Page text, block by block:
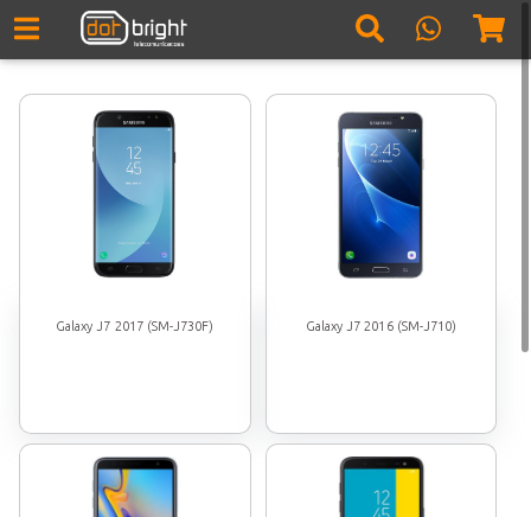
Galaxy J7 2017 (SM-J730F) Galaxy J7 2016 (SM-J710)